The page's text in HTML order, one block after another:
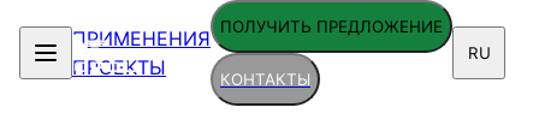
ПРИМЕНЕНИЯ
ПРОЕКТЫ
ПОЛУЧИТЬ ПРЕДЛОЖЕНИЕ
КОНТАКТЫ
RU